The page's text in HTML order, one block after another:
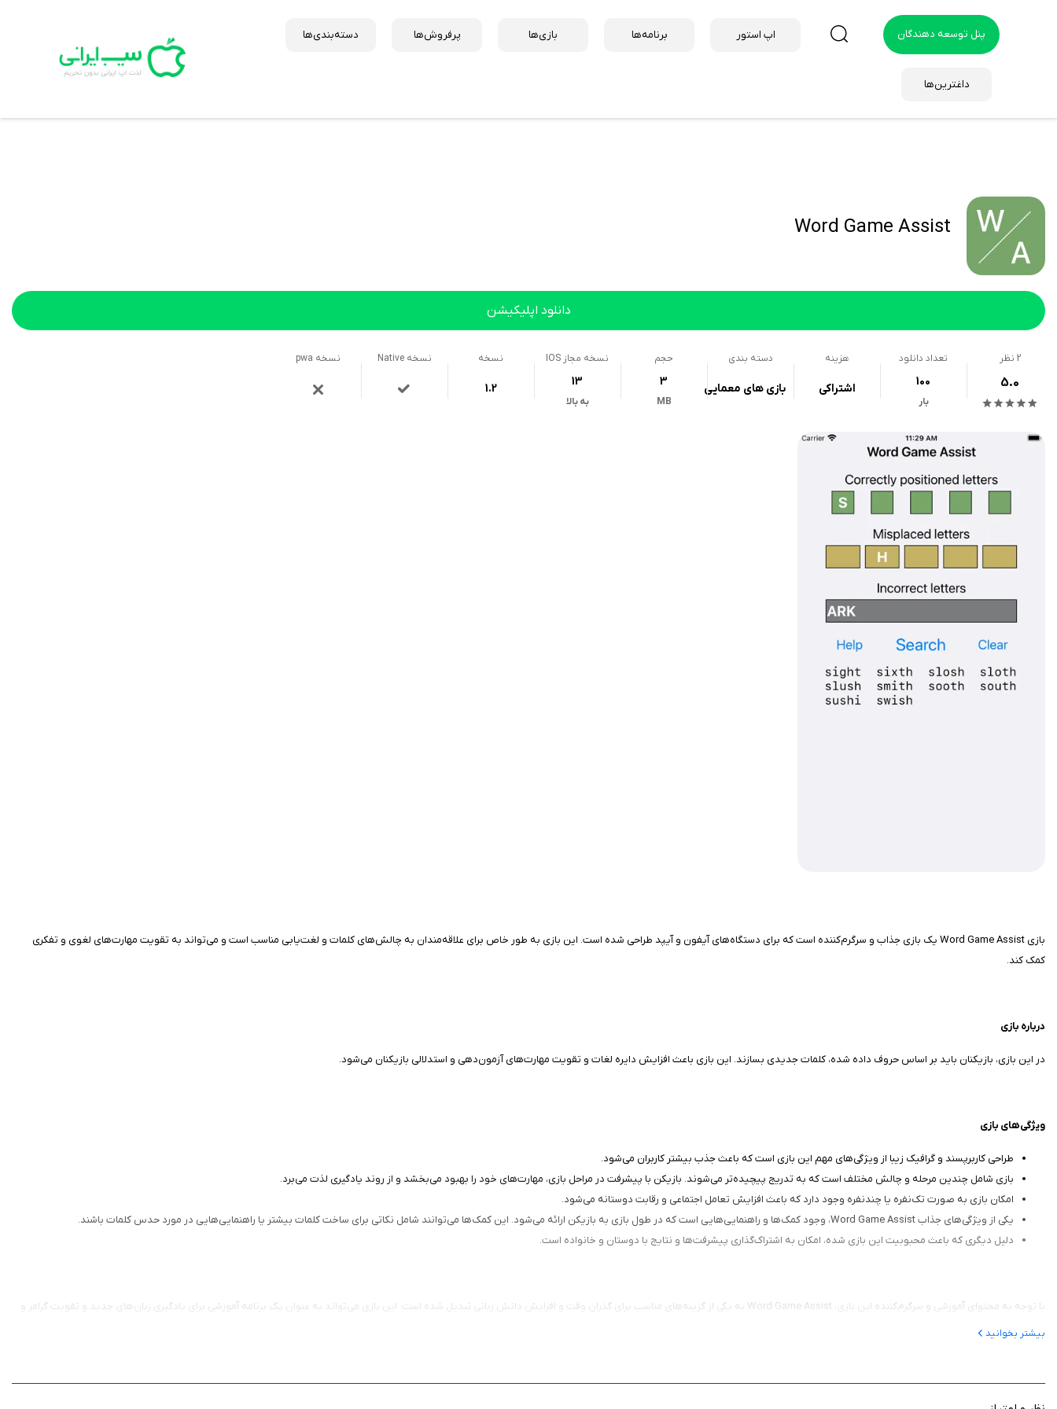
پنل توسعه دهندگان اپ استور برنامه‌ها بازی‌ها پرفروش‌ها دسته‌بندی‌ها
داغترین‌ها
Word Game Assist
دانلود اپلیکیشن
2 نظر
5.0
تعداد دانلود
100
بار
هزینه
اشتراکی
دسته بندی
بازی های معمایی
حجم
3
MB
نسخه مجاز IOS
13
به بالا
نسخه
1.2
نسخه Native نسخه pwa
بازی Word Game Assist یک بازی جذاب و سرگرم‌کننده است که برای دستگاه‌های آیفون و آیپد طراحی شده است. این بازی به طور خاص برای علاقه‌مندان به چالش‌های کلمات و لغت‌یابی مناسب است و می‌تواند به تقویت مهارت‌های لغوی و تفکری
کمک کند.
درباره بازی
در این بازی، بازیکنان باید بر اساس حروف داده شده، کلمات جدیدی بسازند. این بازی باعث افزایش دایره لغات و تقویت مهارت‌های آزمون‌دهی و استدلالی بازیکنان می‌شود.
ویژگی‌های بازی
طراحی کاربرپسند و گرافیک زیبا از ویژگی‌های مهم این بازی است که باعث جذب بیشتر کاربران می‌شود.
بازی شامل چندین مرحله و چالش مختلف است که به تدریج پیچیده‌تر می‌شوند. بازیکن با پیشرفت در مراحل بازی، مهارت‌های خود را بهبود می‌بخشد و از روند یادگیری لذت می‌برد.
امکان بازی به صورت تک‌نفره یا چندنفره وجود دارد که باعث افزایش تعامل اجتماعی و رقابت دوستانه می‌شود.
یکی از ویژگی‌های جذاب Word Game Assist، وجود کمک‌ها و راهنمایی‌هایی است که در طول بازی به بازیکن ارائه می‌شود. این کمک‌ها می‌توانند شامل نکاتی برای ساخت کلمات بیشتر یا راهنمایی‌هایی در مورد حدس کلمات باشند.
دلیل دیگری که باعث محبوبیت این بازی شده، امکان به اشتراک‌گذاری پیشرفت‌ها و نتایج با دوستان و خانواده است.
با توجه به محتوای آموزشی و سرگرم‌کننده این بازی، Word Game Assist به یکی از گزینه‌های مناسب برای گذران وقت و افزایش دانش زبانی تبدیل شده است. این بازی می‌تواند به عنوان یک برنامه آموزشی برای یادگیری زبان‌های جدید و تقویت گرامر و
واژگان مورد استفاده قرار گیرد و همچنین برای افرادی که به دنبال تفریح و سرگرمی هستند، تجربه‌ای لذت‌بخش به ارمغان آورد. این بازی را از سیب ایرانی دانلود کنید.
بیشتر بخوانید